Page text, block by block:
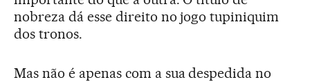
nobreza dá esse direito no jogo tupiniquim
dos tronos.
Mas não é apenas com a sua despedida no